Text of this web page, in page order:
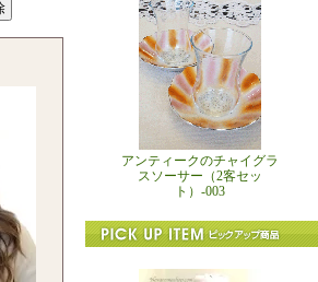
アンティークのチャイグラ
スソーサー（2客セッ
ト）-003